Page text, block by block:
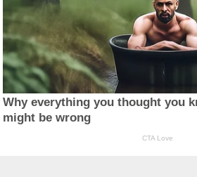
Why everything you thought you
might be wrong
CTA Love